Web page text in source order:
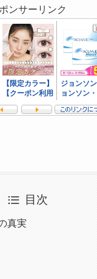
ンサーリンク
目次
真実